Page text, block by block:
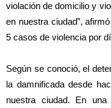
violación de domicilio y
en nuestra ciudad”,
5 casos de violencia por
Según se conoció, el
la damnificada desde
nuestra ciudad. En